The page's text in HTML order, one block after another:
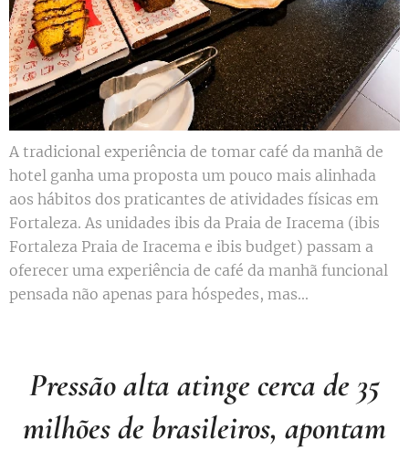
A tradicional experiência de tomar café da manhã de
hotel ganha uma proposta um pouco mais alinhada
aos hábitos dos praticantes de atividades físicas em
Fortaleza. As unidades ibis da Praia de Iracema (ibis
Fortaleza Praia de Iracema e ibis budget) passam a
oferecer uma experiência de café da manhã funcional
pensada não apenas para hóspedes, mas...
Pressão alta atinge cerca de 35
milhões de brasileiros, apontam